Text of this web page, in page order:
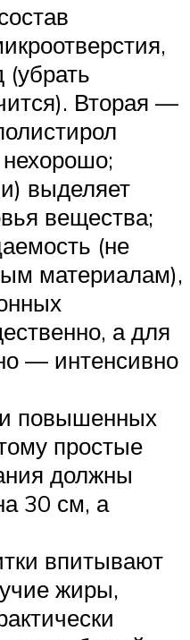
Вторая —
нехорошо;
выделяет
вещества;
(не
материалам),
а для
— интенсивно
повышенных
простые
должны
30 см, а
впитывают
жиры,